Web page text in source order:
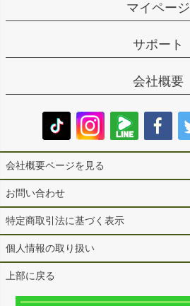
マイページ
サポート
会社概要
会社概要ページを見る
お問い合わせ
特定商取引法に基づく表示
個人情報の取り扱い
上部に戻る